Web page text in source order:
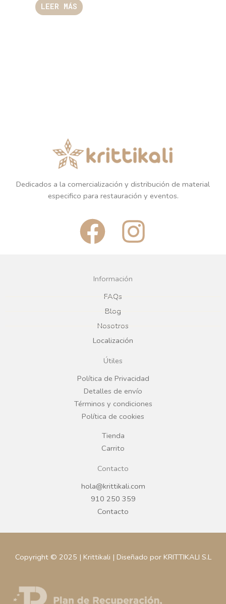
LEER MÁS
Dedicados a la comercialización y distribución de material
especifico para restauración y eventos.
F
a
c
e
b
o
o
k
I
n
g
r
a
Información
FAQs
Blog
Nosotros
Localización
Útiles
Política de Privacidad
Detalles de envío
Términos y condiciones
Política de cookies
Tienda
Carrito
Contacto
hola@krittikali.com
910 250 359
Contacto
Copyright © 2025 | Krittikali | Diseñado por KRITTIKALI S.L